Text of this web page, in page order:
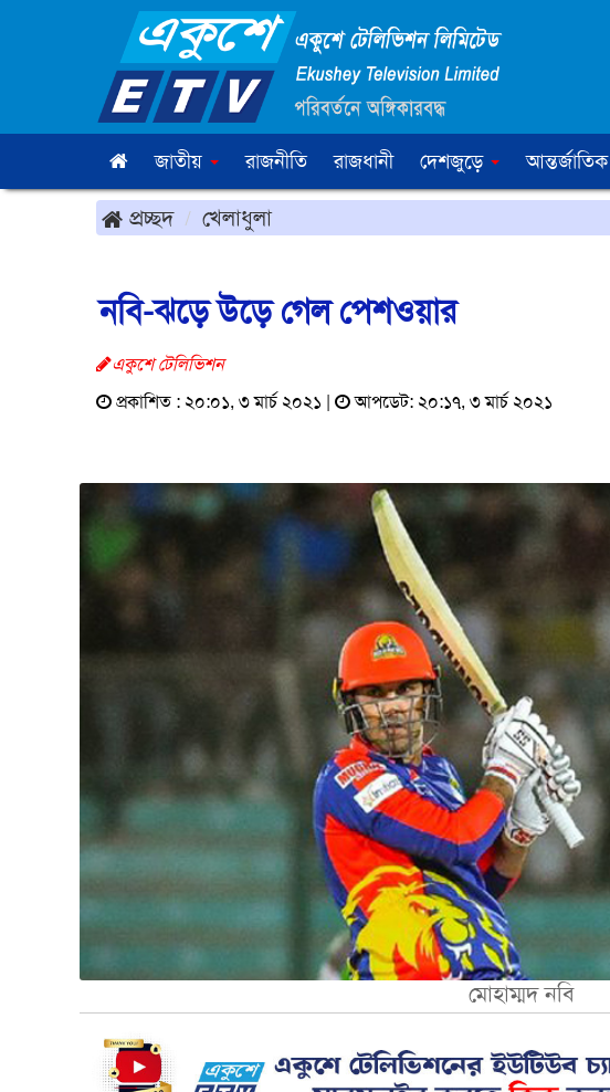
জাতীয় রাজনীতি রাজধানী দেশজুড়ে আন্তর্জাতিক
প্রচ্ছদ খেলাধুলা
নবি-ঝড়ে উড়ে গেল পেশওয়ার
একুশে টেলিভিশন
প্রকাশিত : ২০:০১, ৩ মার্চ ২০২১ |
আপডেট: ২০:১৭, ৩ মার্চ ২০২১
মোহাম্মদ নবি